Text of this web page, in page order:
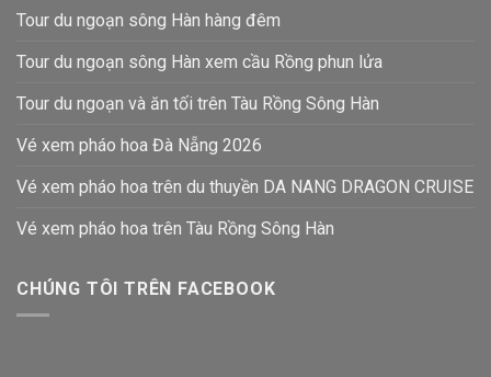
Tour du ngoạn sông Hàn hàng đêm
Tour du ngoạn sông Hàn xem cầu Rồng phun lửa
Tour du ngoạn và ăn tối trên Tàu Rồng Sông Hàn
Vé xem pháo hoa Đà Nẵng 2026
Vé xem pháo hoa trên du thuyền DA NANG DRAGON CRUISE
Vé xem pháo hoa trên Tàu Rồng Sông Hàn
CHÚNG TÔI TRÊN FACEBOOK